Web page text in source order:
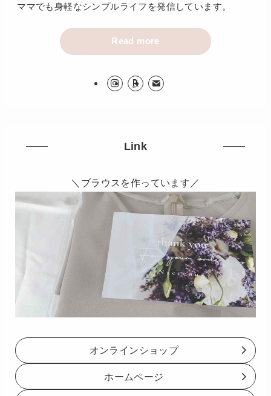
ママでも身軽なシンプルライフを発信しています。
Read more
Link
＼ブラウスを作っています／
オンラインショップ
ホームページ